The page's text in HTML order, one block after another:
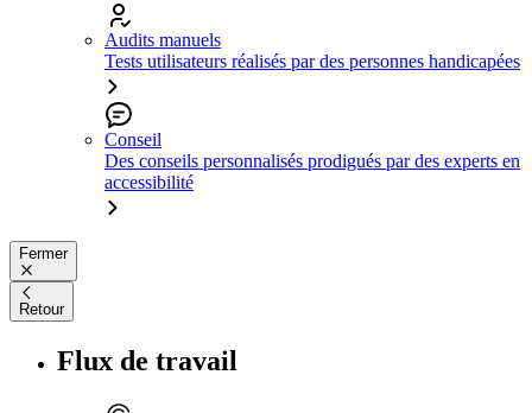
Audits manuels
Tests utilisateurs réalisés par des personnes handicapées
Conseil
Des conseils personnalisés prodigués par des experts en
accessibilité
Fermer
Retour
Flux de travail